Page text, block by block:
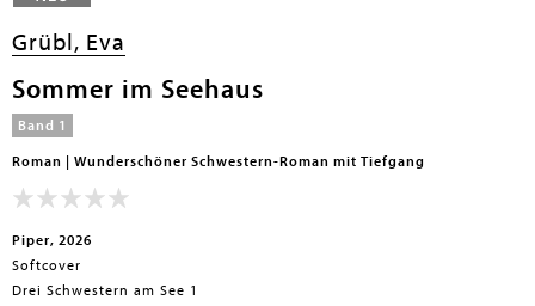
Grübl, Eva
Sommer im Seehaus
Band 1
Roman | Wunderschöner Schwestern-Roman mit Tiefgang
Piper, 2026
Softcover
Drei Schwestern am See 1